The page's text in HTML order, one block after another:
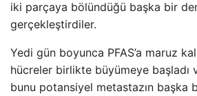
iki parçaya bölündüğü başka bir
gerçekleştirdiler.
Yedi gün boyunca PFAS’a maruz
hücreler birlikte büyümeye başladı
bunu potansiyel metastazın başka